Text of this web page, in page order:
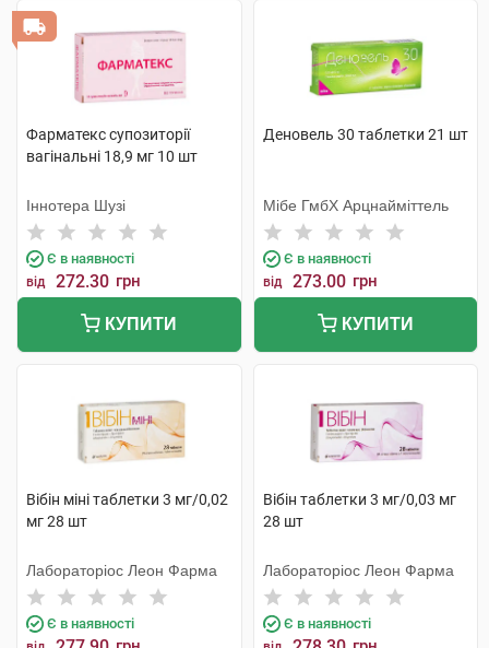
Фарматекс супозиторії
вагінальні 18,9 мг 10 шт
Іннотера Шузі
Є в наявності
від 272.30 грн
КУПИТИ
Деновель 30 таблетки 21 шт
Мібе ГмбХ Арцнайміттель
Є в наявності
від 273.00 грн
КУПИТИ
Вібін міні таблетки 3 мг/0,02
мг 28 шт
Лабораторіос Леон Фарма
Є в наявності
Вібін таблетки 3 мг/0,03 мг
28 шт
Лабораторіос Леон Фарма
Є в наявності